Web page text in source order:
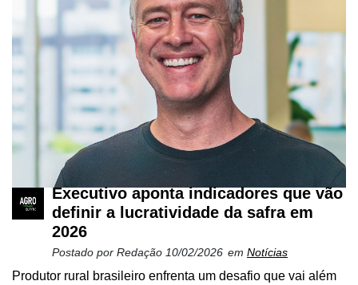
Executivo aponta indicadores que vão
definir a lucratividade da safra em
2026
Postado por Redação 10/02/2026 em Notícias
Produtor rural brasileiro enfrenta um desafio que vai além